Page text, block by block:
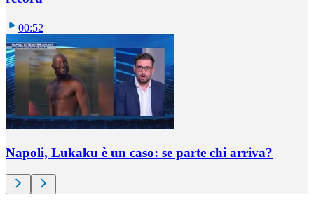
00:52
Napoli, Lukaku è un caso: se parte chi arriva?